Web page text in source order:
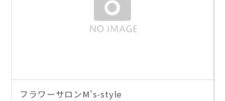
フラワーサロンM's-style